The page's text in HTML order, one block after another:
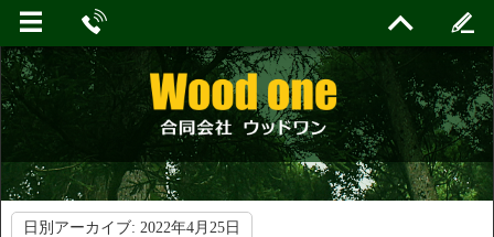
日別アーカイブ: 2022年4月25日